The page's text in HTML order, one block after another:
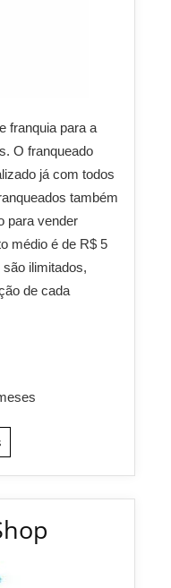
franquia para a
O franqueado
já com todos
também
para vender
médio é de R$ 5
ilimitados,
de cada